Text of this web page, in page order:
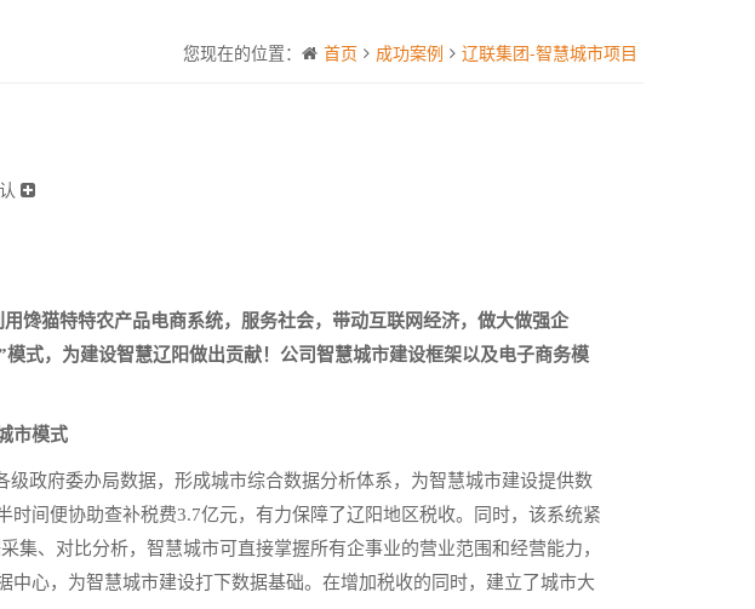
您现在的位置： 首页 成功案例 辽联集团-智慧城市项目
猫特特农产品电商系统，服务社会，带动互联网经济，做大做强企
式，为建设智慧辽阳做出贡献！公司智慧城市建设框架以及电子商务模
市模式
政府委办局数据，形成城市综合数据分析体系，为智慧城市建设提供数
时间便协助查补税费3.7亿元，有力保障了辽阳地区税收。同时，该系统紧
集、对比分析，智慧城市可直接掌握所有企事业的营业范围和经营能力，
中心，为智慧城市建设打下数据基础。在增加税收的同时，建立了城市大